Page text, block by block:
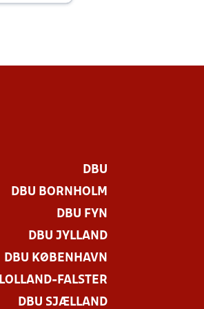
DBU
DBU BORNHOLM
DBU FYN
DBU JYLLAND
DBU KØBENHAVN
FALSTER
DBU SJÆLLAND